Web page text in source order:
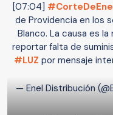
[07:04]
de Providencia en los
Blanco. La causa es
reportar falta de
#LUZ por mensaje
— Enel Distribución